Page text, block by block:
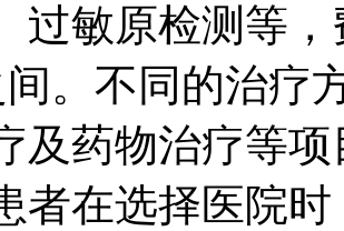
过敏原检测等
间。不同的治疗
及药物治疗等
者在选择医院